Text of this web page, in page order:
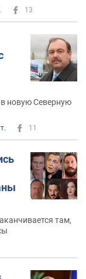
13
новую Северную
11
там,